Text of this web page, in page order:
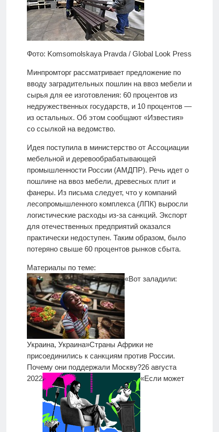
Фото: Komsomolskaya Pravda / Global Look Press
Минпромторг рассматривает предложение по
вводу заградительных пошлин на ввоз мебели и
сырья для ее изготовления: 60 процентов из
недружественных государств, и 10 процентов —
из остальных. Об этом сообщают «Известия»
со ссылкой на ведомство.
Идея поступила в министерство от Ассоциации
мебельной и деревообрабатывающей
промышленности России (АМДПР). Речь идет о
пошлине на ввоз мебели, древесных плит и
фанеры. Из письма следует, что у компаний
лесопромышленного комплекса (ЛПК) выросли
логистические расходы из-за санкций. Экспорт
для отечественных предприятий оказался
практически недоступен. Таким образом, было
потеряно свыше 60 процентов рынков сбыта.
Материалы по теме:
«Вот заладили:
Украина, Украина»Страны Африки не
присоединились к санкциям против России.
Почему они поддержали Москву?26 августа
2022
«Если может